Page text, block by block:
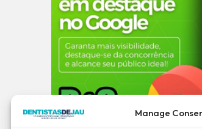
Manage